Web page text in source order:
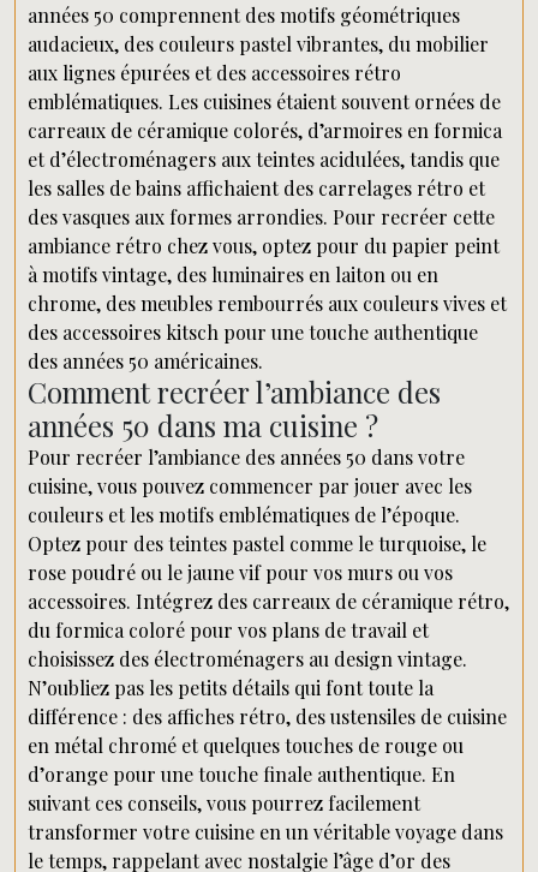
années 50 comprennent des motifs géométriques
audacieux, des couleurs pastel vibrantes, du mobilier
aux lignes épurées et des accessoires rétro
emblématiques. Les cuisines étaient souvent ornées de
carreaux de céramique colorés, d’armoires en formica
et d’électroménagers aux teintes acidulées, tandis que
les salles de bains affichaient des carrelages rétro et
des vasques aux formes arrondies. Pour recréer cette
ambiance rétro chez vous, optez pour du papier peint
à motifs vintage, des luminaires en laiton ou en
chrome, des meubles rembourrés aux couleurs vives et
des accessoires kitsch pour une touche authentique
des années 50 américaines.
Comment recréer l’ambiance des
années 50 dans ma cuisine ?
Pour recréer l’ambiance des années 50 dans votre
cuisine, vous pouvez commencer par jouer avec les
couleurs et les motifs emblématiques de l’époque.
Optez pour des teintes pastel comme le turquoise, le
rose poudré ou le jaune vif pour vos murs ou vos
accessoires. Intégrez des carreaux de céramique rétro,
du formica coloré pour vos plans de travail et
choisissez des électroménagers au design vintage.
N’oubliez pas les petits détails qui font toute la
différence : des affiches rétro, des ustensiles de cuisine
en métal chromé et quelques touches de rouge ou
d’orange pour une touche finale authentique. En
suivant ces conseils, vous pourrez facilement
transformer votre cuisine en un véritable voyage dans
le temps, rappelant avec nostalgie l’âge d’or des